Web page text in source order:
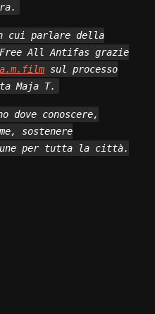
cui parlare della
Free All Antifas grazie
sul processo
Maja T.
dove conoscere,
sostenere
per tutta la città.